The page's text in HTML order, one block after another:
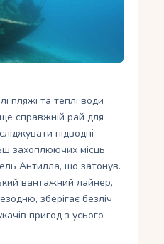
пляжі та теплі води
справжній рай для
підводні
захоплюючих місць
Антилла, що затонув.
вантажний лайнер,
зберігає безліч
пригод з усього